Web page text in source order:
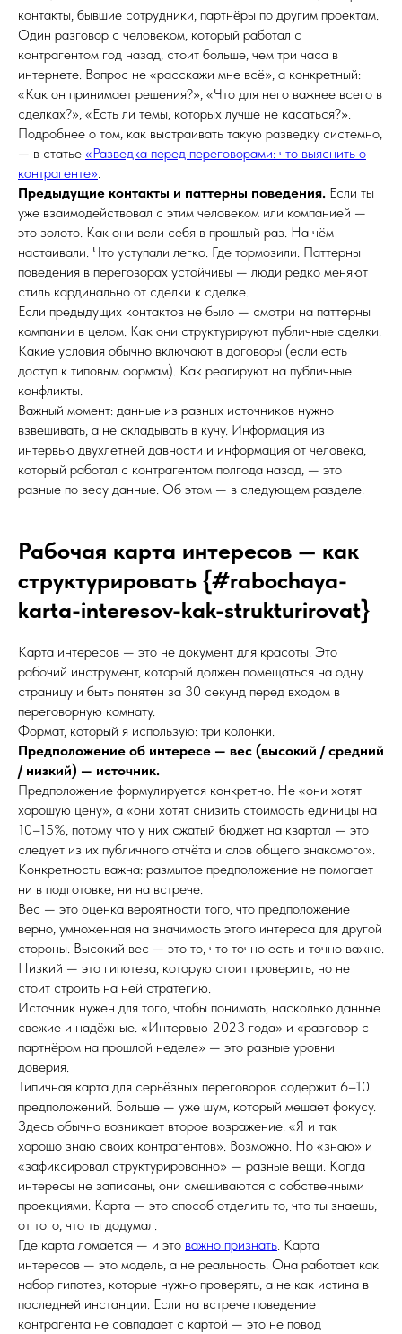
контакты, бывшие сотрудники, партнёры по другим проектам.
Один разговор с человеком, который работал с
контрагентом год назад, стоит больше, чем три часа в
интернете. Вопрос не «расскажи мне всё», а конкретный:
«Как он принимает решения?», «Что для него важнее всего в
сделках?», «Есть ли темы, которых лучше не касаться?».
Подробнее о том, как выстраивать такую разведку системно,
— в статье «Разведка перед переговорами: что выяснить о
контрагенте».
Предыдущие контакты и паттерны поведения. Если ты
уже взаимодействовал с этим человеком или компанией —
это золото. Как они вели себя в прошлый раз. На чём
настаивали. Что уступали легко. Где тормозили. Паттерны
поведения в переговорах устойчивы — люди редко меняют
стиль кардинально от сделки к сделке.
Если предыдущих контактов не было — смотри на паттерны
компании в целом. Как они структурируют публичные сделки.
Какие условия обычно включают в договоры (если есть
доступ к типовым формам). Как реагируют на публичные
конфликты.
Важный момент: данные из разных источников нужно
взвешивать, а не складывать в кучу. Информация из
интервью двухлетней давности и информация от человека,
который работал с контрагентом полгода назад, — это
разные по весу данные. Об этом — в следующем разделе.
Рабочая карта интересов — как
структурировать {#rabochaya-
karta-interesov-kak-strukturirovat}
Карта интересов — это не документ для красоты. Это
рабочий инструмент, который должен помещаться на одну
страницу и быть понятен за 30 секунд перед входом в
переговорную комнату.
Формат, который я использую: три колонки.
Предположение об интересе — вес (высокий / средний
/ низкий) — источник.
Предположение формулируется конкретно. Не «они хотят
хорошую цену», а «они хотят снизить стоимость единицы на
10–15%, потому что у них сжатый бюджет на квартал — это
следует из их публичного отчёта и слов общего знакомого».
Конкретность важна: размытое предположение не помогает
ни в подготовке, ни на встрече.
Вес — это оценка вероятности того, что предположение
верно, умноженная на значимость этого интереса для другой
стороны. Высокий вес — это то, что точно есть и точно важно.
Низкий — это гипотеза, которую стоит проверить, но не
стоит строить на ней стратегию.
Источник нужен для того, чтобы понимать, насколько данные
свежие и надёжные. «Интервью 2023 года» и «разговор с
партнёром на прошлой неделе» — это разные уровни
доверия.
Типичная карта для серьёзных переговоров содержит 6–10
предположений. Больше — уже шум, который мешает фокусу.
Здесь обычно возникает второе возражение: «Я и так
хорошо знаю своих контрагентов». Возможно. Но «знаю» и
«зафиксировал структурированно» — разные вещи. Когда
интересы не записаны, они смешиваются с собственными
проекциями. Карта — это способ отделить то, что ты знаешь,
от того, что ты додумал.
Где карта ломается — и это важно признать. Карта
интересов — это модель, а не реальность. Она работает как
набор гипотез, которые нужно проверять, а не как истина в
последней инстанции. Если на встрече поведение
контрагента не совпадает с картой — это не повод